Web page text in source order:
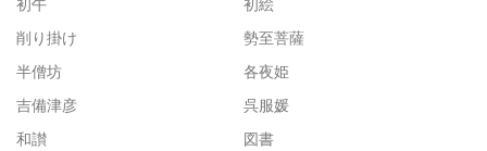
削り掛け
勢至菩薩
半僧坊
各夜姫
吉備津彦
呉服媛
和讃
図書